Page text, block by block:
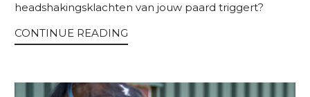
headshakingsklachten van jouw paard triggert?
CONTINUE READING